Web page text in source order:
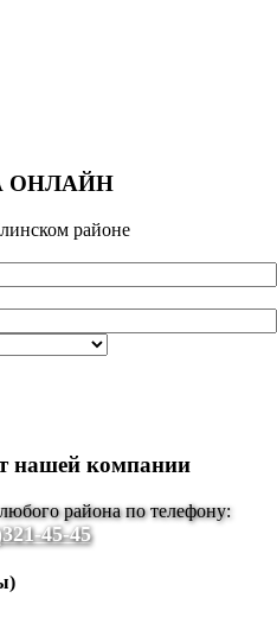
ОНЛАЙН
районе
нашей компании
района по телефону:
45-45